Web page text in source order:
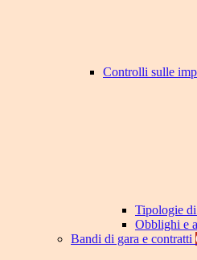
Controlli sulle
Tipologie
Obblighi e
Bandi di gara e contratti